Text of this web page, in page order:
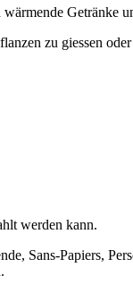
Getränke
zu giessen
werden kann.
Sans-Papiers,